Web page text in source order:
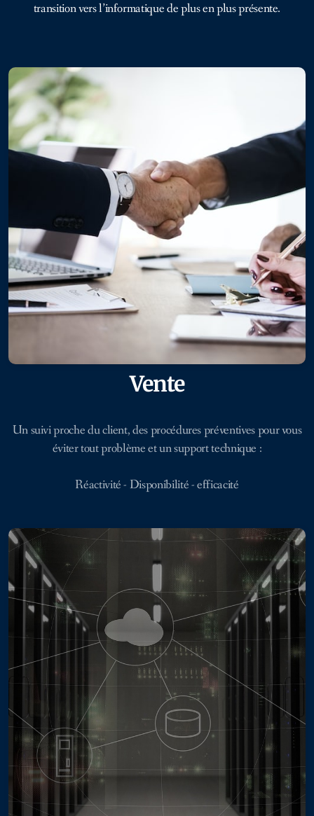
transition vers l’informatique de plus en plus présente.
Vente
Un suivi proche du client, des procédures préventives pour vous
éviter tout problème et un support technique :
Réactivité - Disponibilité - efficacité